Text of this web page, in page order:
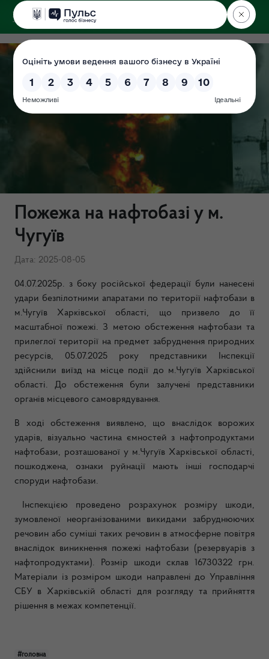
ДЕРЖЕКОІНСПЕКЦІЯ
у Харківській області
Пожежа на нафтобазі у м.
Чугуїв
Дата: 2025-08-05
04.07.2025р. з боку російської федерації були нанесені
удари безпілотними апаратами по території нафтобази в
м.Чугуїв Харківської області, що призвело до її
масштабної пожежі. З метою обстеження нафтобази та
прилеглої території на предмет забруднення природних
ресурсів, 05.07.2025 року представники Інспекції
здійснили виїзд на місце події до м.Чугуїв Харківської
області. До обстеження були залучені представники
органів місцевого самоврядування.
В ході обстеження виявлено, що внаслідок ворожих
ударів, візуально частина ємностей з нафтопродуктами
нафтобази, розташованої у м.Чугуїв Харківської області,
пошкоджена, ознаки руйнації мають інші господарчі
споруди нафтобази.
Інспекцією проведено розрахунок розміру шкоди,
зумовленої неорганізованими викидами забруднюючих
речовин або суміші таких речовин в атмосферне повітря
внаслідок виникнення пожежі нафтобази (резервуарів з
нафтопродуктами). Розмір шкоди склав 16730322 грн.
Матеріали із розміром шкоди направлені до Управління
СБУ в Харківській області для розгляду та прийняття
рішення в межах компетенції.
#головна